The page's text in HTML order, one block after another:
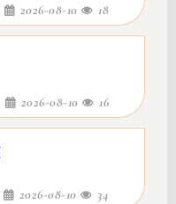
2026-08-10 18
2026-08-10 16
2026-08-10 34